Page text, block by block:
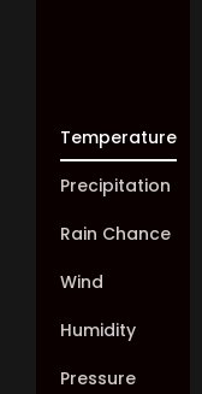
Temperature
Precipitation
Rain Chance
Wind
Humidity
Pressure